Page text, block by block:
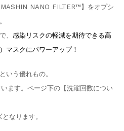
NANO FILTER™】をオプシ
、 感染リスクの軽減を期待できる高
マスクにパワーアップ！
いう優れもの。
ます。ページ下の【洗濯回数につい
なります。